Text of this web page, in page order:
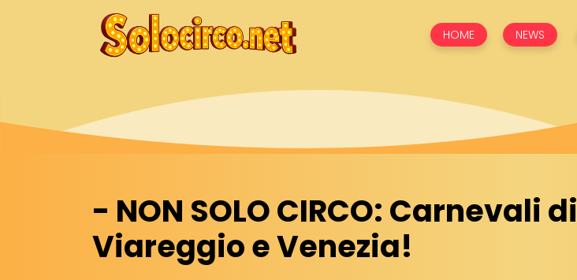
HOME NEWS
- NON SOLO CIRCO: Carnevali di
Viareggio e Venezia!